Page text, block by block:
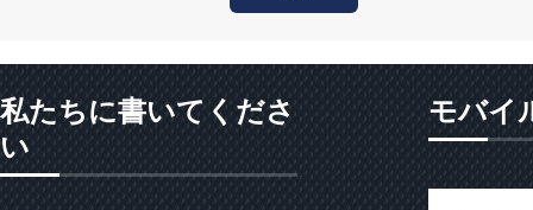
私たちに書いてくださ
い
モバイ